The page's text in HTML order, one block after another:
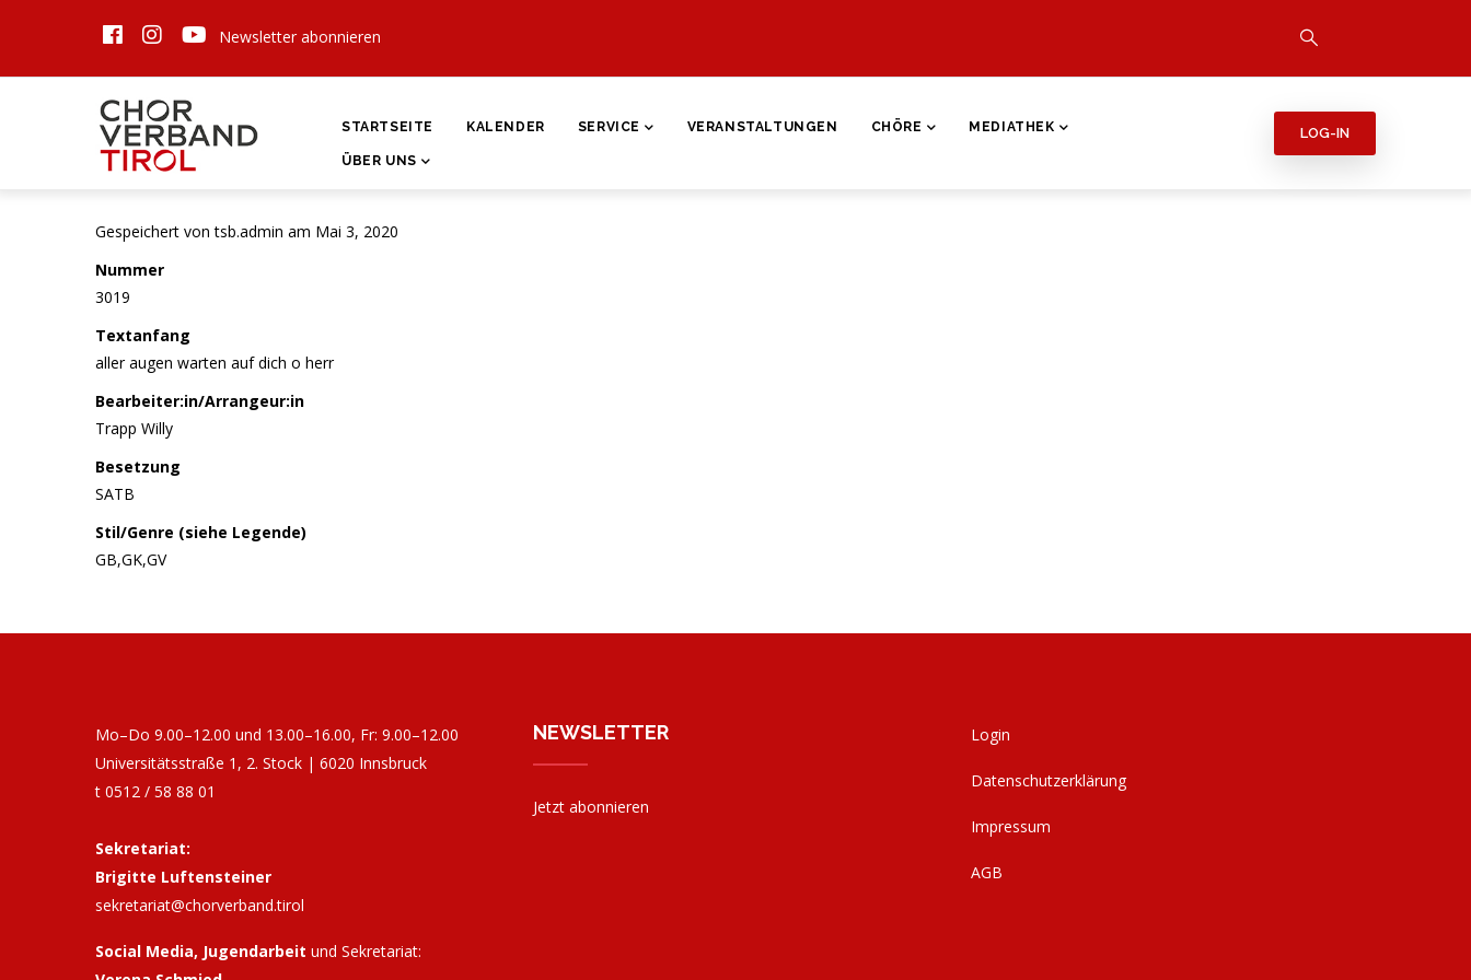
Newsletter abonnieren
HAUPTNAVIGATION
STARTSEITE KALENDER SERVICE VERANSTALTUNGEN CHÖRE MEDIATHEK
ÜBER UNS
LOG-IN
Gespeichert vontsb.admin am Mai 3, 2020
Nummer
3019
Textanfang
aller augen warten auf dich o herr
Bearbeiter:in/Arrangeur:in
Trapp Willy
Besetzung
SATB
Stil/Genre (siehe Legende)
GB,GK,GV
Mo–Do 9.00–12.00 und 13.00–16.00, Fr: 9.00–12.00
Universitätsstraße 1, 2. Stock | 6020 Innsbruck
t 0512 / 58 88 01
Sekretariat:
Brigitte Luftensteiner
sekretariat@chorverband.tirol
Social Media, Jugendarbeit und Sekretariat:
NEWSLETTER
Jetzt abonnieren
Login
Datenschutzerklärung
Impressum
AGB